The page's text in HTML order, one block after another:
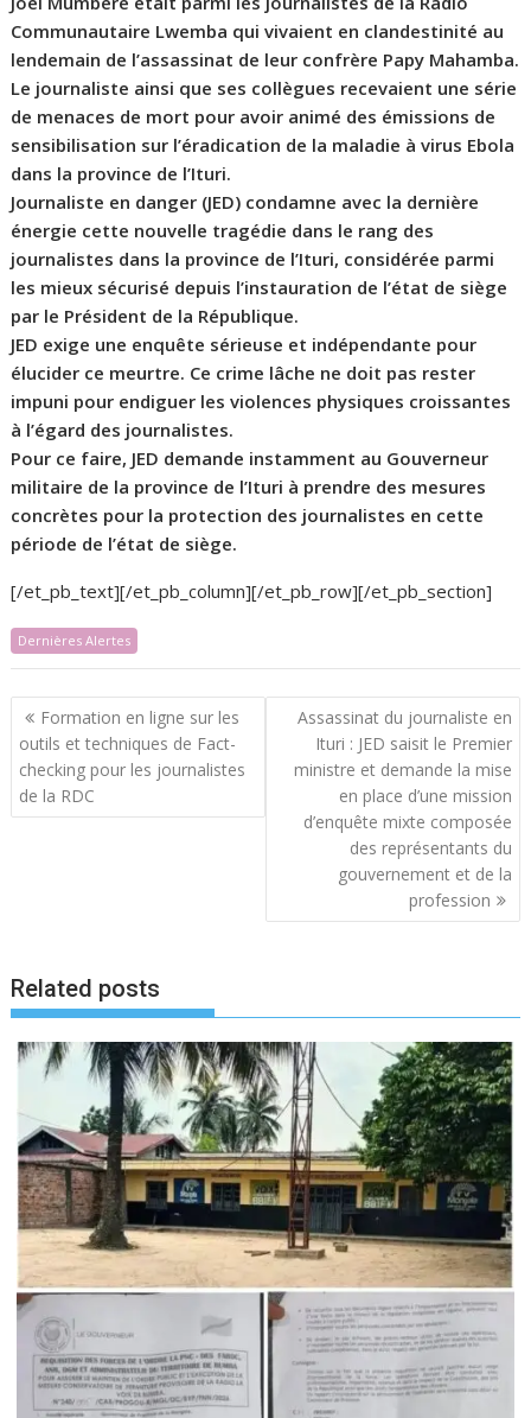
Communautaire Lwemba qui vivaient en clandestinité au
lendemain de l’assassinat de leur confrère Papy Mahamba.
Le journaliste ainsi que ses collègues recevaient une série
de menaces de mort pour avoir animé des émissions de
sensibilisation sur l’éradication de la maladie à virus Ebola
dans la province de l’Ituri.
Journaliste en danger (JED) condamne avec la dernière
énergie cette nouvelle tragédie dans le rang des
journalistes dans la province de l’Ituri, considérée parmi
les mieux sécurisé depuis l’instauration de l’état de siège
par le Président de la République.
JED exige une enquête sérieuse et indépendante pour
élucider ce meurtre. Ce crime lâche ne doit pas rester
impuni pour endiguer les violences physiques croissantes
à l’égard des journalistes.
Pour ce faire, JED demande instamment au Gouverneur
militaire de la province de l’Ituri à prendre des mesures
concrètes pour la protection des journalistes en cette
période de l’état de siège.
[/et_pb_text][/et_pb_column][/et_pb_row][/et_pb_section]
Dernières Alertes
Navigation
de
l’article
Formation en ligne sur les
outils et techniques de Fact-
checking pour les journalistes
de la RDC
Assassinat du journaliste en
Ituri : JED saisit le Premier
ministre et demande la mise
en place d’une mission
d’enquête mixte composée
des représentants du
gouvernement et de la
profession
Related posts